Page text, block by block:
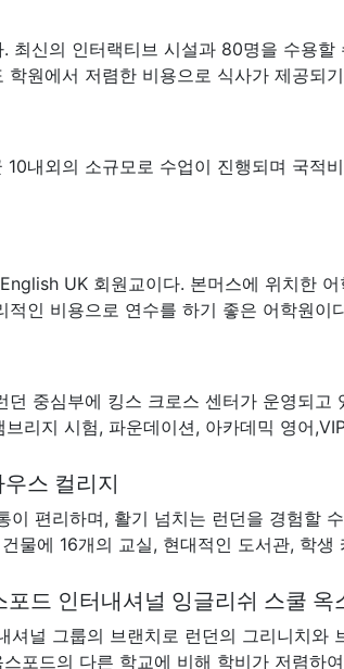
최신의 인터랙티브 시설과 80명을 수용
원에서 저렴한 비용으로 식사가 제공되
내외의 소규모로 수업이 진행되며 국적
UK 회원교이다. 본머스에 위치한
인 비용으로 연수를 하기 좋은 어학원이
중심부에 킹스 크로스 센터가 운영되고
리지 시험, 파운데이션, 아카데믹 영어
스 컬리지
편리하며, 활기 넘치는 런던을 경험할
물에 16개의 교실, 현대적인 도서관, 학생
드 인터내셔널 잉글리쉬 스쿨 옥
널 그룹의 브랜치로 런던의 그리니치와
포드의 다른 학교에 비해 학비가 저렴하